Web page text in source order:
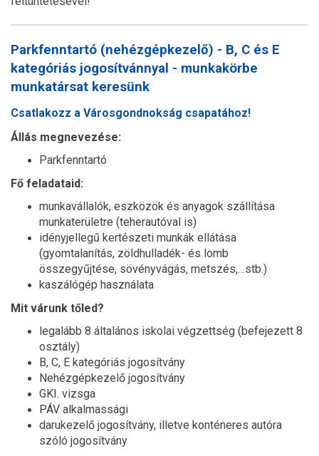
Parkfenntartó (nehézgépkezelő) - B, C és E
kategóriás jogosítvánnyal - munkakörbe
munkatársat keresünk
Csatlakozz a Városgondnokság csapatához!
Állás megnevezése:
Parkfenntartó
Fő feladataid:
munkavállalók, eszközök és anyagok szállítása
munkaterületre (teherautóval is)
idényjellegű kertészeti munkák ellátása
(gyomtalanítás, zöldhulladék- és lomb
összegyűjtése, sövényvágás, metszés,…stb.)
kaszálógép használata
Mit várunk tőled?
legalább 8 általános iskolai végzettség (befejezett 8
osztály)
B, C, E kategóriás jogosítvány
Nehézgépkezelő jogosítvány
GKI. vizsga
PÁV alkalmassági
darukezelő jogosítvány, illetve konténeres autóra
szóló jogosítvány